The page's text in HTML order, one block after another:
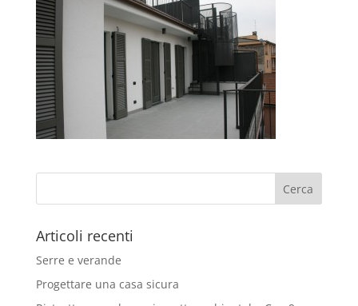
Articoli recenti
Serre e verande
Progettare una casa sicura